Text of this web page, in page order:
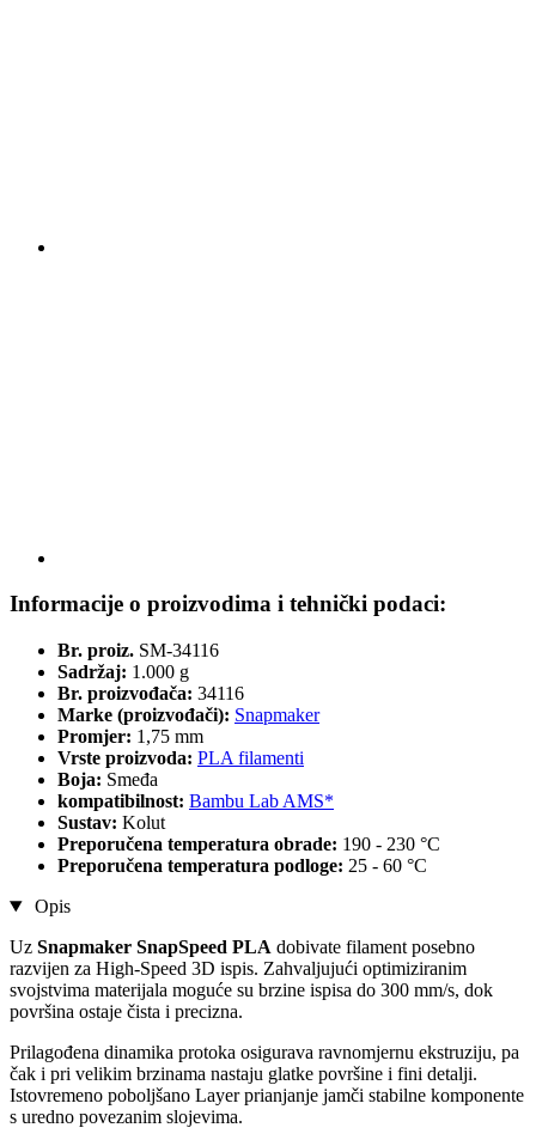
Informacije o proizvodima i tehnički podaci:
Br. proiz. SM-34116
Sadržaj: 1.000 g
Br. proizvođača: 34116
Marke (proizvođači): Snapmaker
Promjer: 1,75 mm
Vrste proizvoda: PLA filamenti
Boja: Smeđa
kompatibilnost: Bambu Lab AMS*
Sustav: Kolut
Preporučena temperatura obrade: 190 - 230 °C
Preporučena temperatura podloge: 25 - 60 °C
Opis
Uz Snapmaker SnapSpeed PLA dobivate filament posebno
razvijen za High-Speed 3D ispis. Zahvaljujući optimiziranim
svojstvima materijala moguće su brzine ispisa do 300 mm/s, dok
površina ostaje čista i precizna.
Prilagođena dinamika protoka osigurava ravnomjernu ekstruziju, pa
čak i pri velikim brzinama nastaju glatke površine i fini detalji.
Istovremeno poboljšano Layer prianjanje jamči stabilne komponente
s uredno povezanim slojevima.